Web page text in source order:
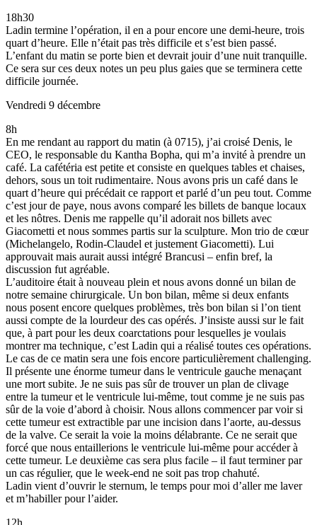
18h30
Ladin termine l’opération, il en a pour encore une demi-heure, trois
quart d’heure. Elle n’était pas très difficile et s’est bien passé.
L’enfant du matin se porte bien et devrait jouir d’une nuit tranquille.
Ce sera sur ces deux notes un peu plus gaies que se terminera cette
difficile journée.
Vendredi 9 décembre
8h
En me rendant au rapport du matin (à 0715), j’ai croisé Denis, le
CEO, le responsable du Kantha Bopha, qui m’a invité à prendre un
café. La cafétéria est petite et consiste en quelques tables et chaises,
dehors, sous un toit rudimentaire. Nous avons pris un café dans le
quart d’heure qui précédait ce rapport et parlé d’un peu tout. Comme
c’est jour de paye, nous avons comparé les billets de banque locaux
et les nôtres. Denis me rappelle qu’il adorait nos billets avec
Giacometti et nous sommes partis sur la sculpture. Mon trio de cœur
(Michelangelo, Rodin-Claudel et justement Giacometti). Lui
approuvait mais aurait aussi intégré Brancusi – enfin bref, la
discussion fut agréable.
L’auditoire était à nouveau plein et nous avons donné un bilan de
notre semaine chirurgicale. Un bon bilan, même si deux enfants
nous posent encore quelques problèmes, très bon bilan si l’on tient
aussi compte de la lourdeur des cas opérés. J’insiste aussi sur le fait
que, à part pour les deux coarctations pour lesquelles je voulais
montrer ma technique, c’est Ladin qui a réalisé toutes ces opérations.
Le cas de ce matin sera une fois encore particulièrement challenging.
Il présente une énorme tumeur dans le ventricule gauche menaçant
une mort subite. Je ne suis pas sûr de trouver un plan de clivage
entre la tumeur et le ventricule lui-même, tout comme je ne suis pas
sûr de la voie d’abord à choisir. Nous allons commencer par voir si
cette tumeur est extractible par une incision dans l’aorte, au-dessus
de la valve. Ce serait la voie la moins délabrante. Ce ne serait que
forcé que nous entaillerions le ventricule lui-même pour accéder à
cette tumeur. Le deuxième cas sera plus facile – il faut terminer par
un cas régulier, que le week-end ne soit pas trop chahuté.
Ladin vient d’ouvrir le sternum, le temps pour moi d’aller me laver
et m’habiller pour l’aider.
12h